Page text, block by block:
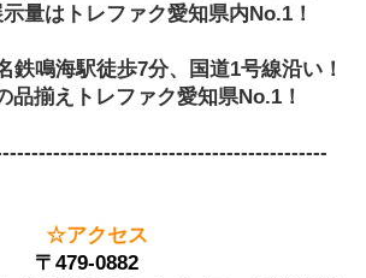
量はトレファク愛知県内No.1！
鉄鳴海駅徒歩7分、国道1号線沿い！
品揃えトレファク愛知県No.1！
☆アクセス
〒479-0882